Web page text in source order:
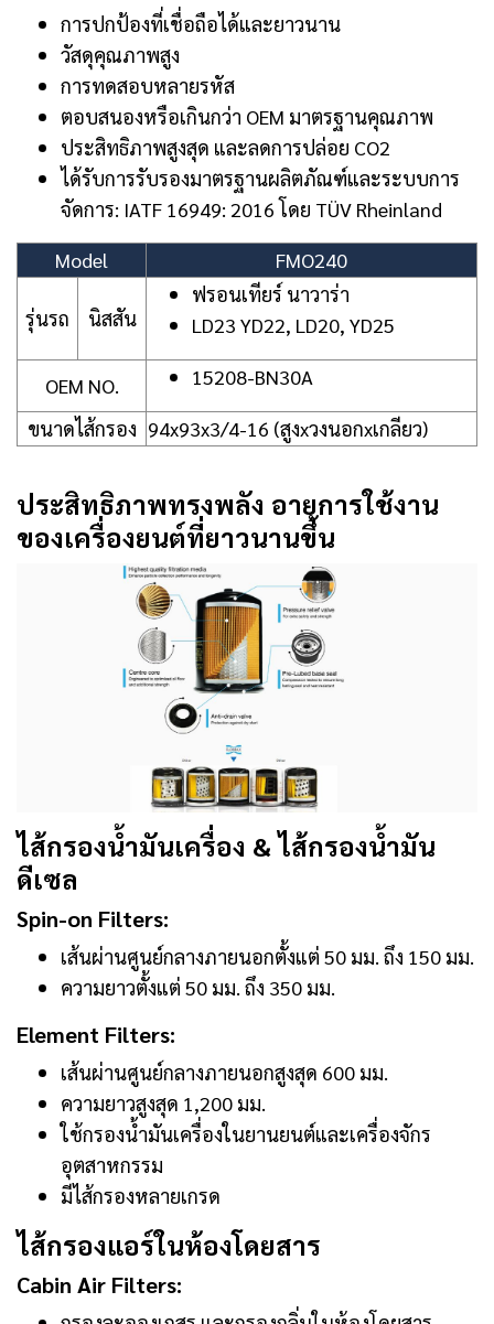
การปกป้องที่เชื่อถือได้และยาวนาน
วัสดุคุณภาพสูง
การทดสอบหลายรหัส
ตอบสนองหรือเกินกว่า OEM มาตรฐานคุณภาพ
ประสิทธิภาพสูงสุด และลดการปล่อย CO2
ได้รับการรับรองมาตรฐานผลิตภัณฑ์และระบบการ
จัดการ: IATF 16949: 2016 โดย TÜV Rheinland
Model
FMO240
รุ่นรถ นิสสัน
ฟรอนเทียร์ นาวาร่า
LD23 YD22, LD20, YD25
OEM NO. 15208-BN30A
ขนาดไส้กรอง 94x93x3/4-16 (สูงxวงนอกxเกลียว)
ประสิทธิภาพทรงพลัง อายุการใช้งาน
ของเครื่องยนต์ที่ยาวนานขึ้น
ไส้กรองน้ำมันเครื่อง & ไส้กรองน้ำมัน
ดีเซล
Spin-on Filters:
เส้นผ่านศูนย์กลางภายนอกตั้งแต่ 50 มม. ถึง 150 มม.
ความยาวตั้งแต่ 50 มม. ถึง 350 มม.
Element Filters:
เส้นผ่านศูนย์กลางภายนอกสูงสุด 600 มม.
ความยาวสูงสุด 1,200 มม.
ใช้กรองน้ำมันเครื่องในยานยนต์และเครื่องจักร
อุตสาหกรรม
มีไส้กรองหลายเกรด
ไส้กรองแอร์ในห้องโดยสาร
Cabin Air Filters: